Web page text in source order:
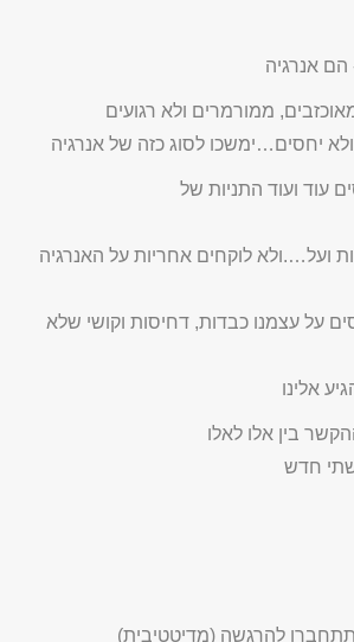
אנרגיה
ממורמרים ולא רגועים
יחסים…ימשכו לסוג כזה של אנרגיה
עוד ועוד התניות של
ועל….ולא לוקחים אחריות על האנרגיה
על עצמנו כבדות, דחיסות וקושי שלא
אלינו
בין אלו לאלו
חדש
להרגשה (מדיטטיבית)